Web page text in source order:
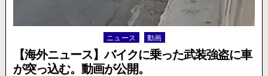
な
い
ハ
イ
エ
Posted
ニュース 動画
【海外ニュース】バイクに乗った武装強盗に車
が突っ込む。動画が公開。